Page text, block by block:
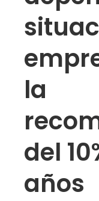
la
del
años